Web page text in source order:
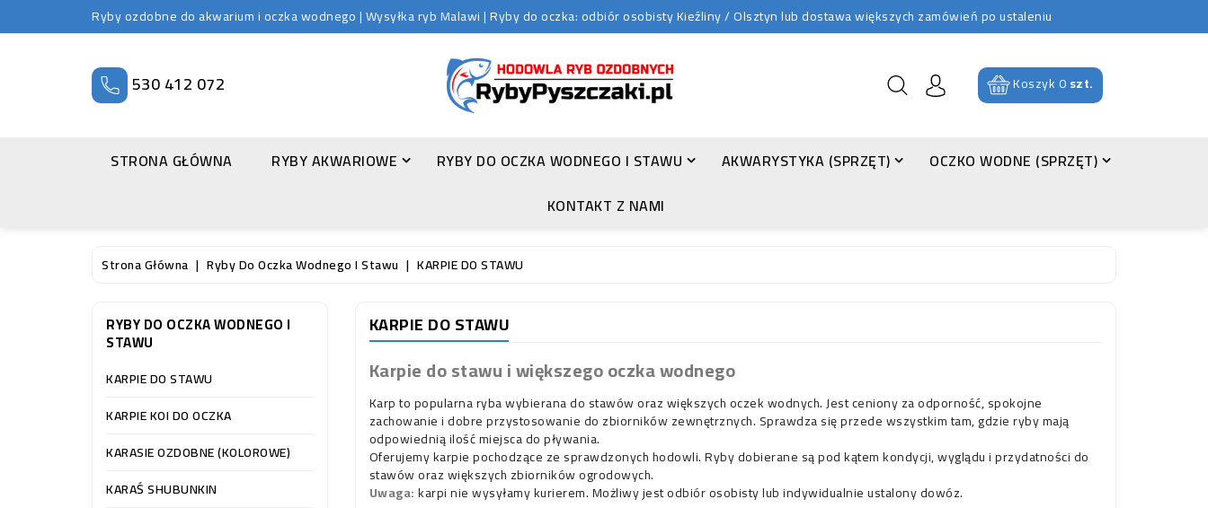
Ryby ozdobne do akwarium i oczka wodnego | Wysyłka ryb Malawi | Ryby do oczka: odbiór osobisty Kieźliny / Olsztyn lub dostawa większych zamówień po ustaleniu
530 412 072 Koszyk0szt.
STRONA GŁÓWNA RYBY AKWARIOWE RYBY DO OCZKA WODNEGO I STAWU AKWARYSTYKA (SPRZĘT)
OCZKO WODNE (SPRZĘT)
KONTAKT Z NAMI
Strona Główna Ryby Do Oczka Wodnego I Stawu KARPIE DO STAWU
RYBY DO OCZKA WODNEGO I
STAWU
KARPIE DO STAWU
KARPIE KOI DO OCZKA
KARASIE OZDOBNE (KOLOROWE)
KARAŚ SHUBUNKIN
KARPIE DO STAWU
Karpie do stawu i większego oczka wodnego
Karp to popularna ryba wybierana do stawów oraz większych oczek wodnych. Jest ceniony za odporność, spokojne
zachowanie i dobre przystosowanie do zbiorników zewnętrznych. Sprawdza się przede wszystkim tam, gdzie ryby mają
odpowiednią ilość miejsca do pływania.
Oferujemy karpie pochodzące ze sprawdzonych hodowli. Ryby dobierane są pod kątem kondycji, wyglądu i przydatności do
stawów oraz większych zbiorników ogrodowych.
Uwaga:karpi nie wysyłamy kurierem. Możliwy jest odbiór osobisty lub indywidualnie ustalony dowóz.